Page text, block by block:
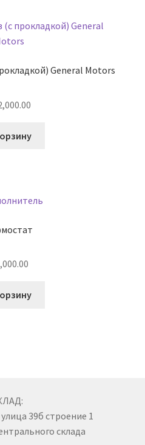
General Motors
39б строение 1
склада